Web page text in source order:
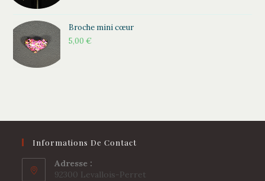
Broche mini cœur
5,00€
Informations De Contact
Adresse :
92300 Levallois-Perret